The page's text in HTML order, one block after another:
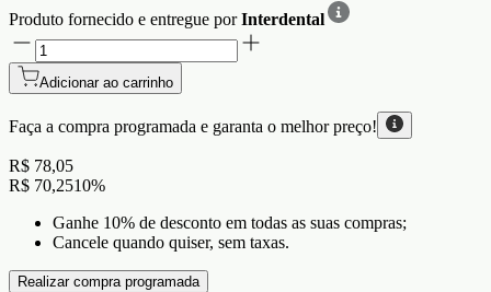
Produto fornecido e entregue porInterdental
Adicionar ao carrinho
Faça a compra programada e garanta o melhor preço!
R$ 78,05
R$ 70,2510%
Ganhe 10% de desconto em todas as suas compras;
Cancele quando quiser, sem taxas.
Realizar compra programada